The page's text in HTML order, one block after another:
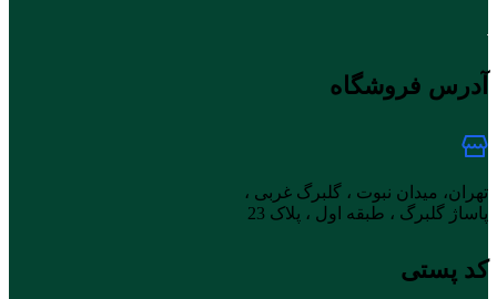
آدرس فروشگاه
تهران، میدان نبوت ، گلبرگ غربی ،
پاساژ گلبرگ ، طبقه اول ، پلاک 23
کد پستی